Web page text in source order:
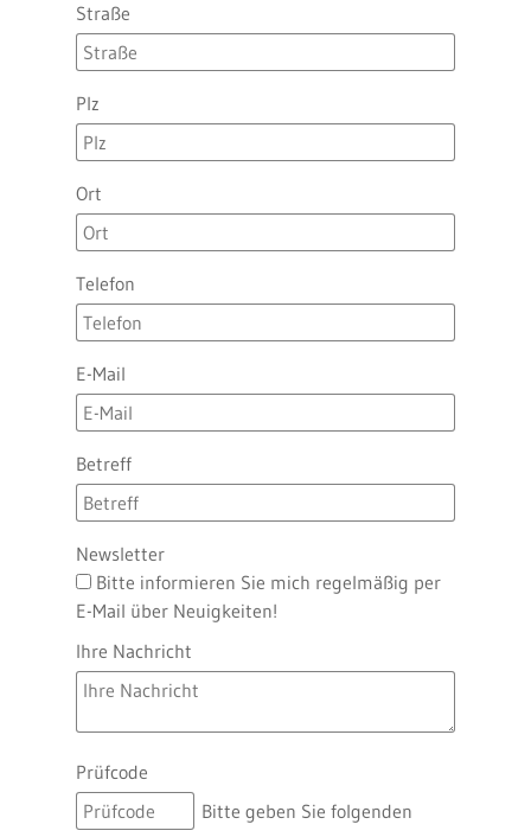
Straße
Plz
Ort
Telefon
E-Mail
Betreff
Newsletter
Bitte informieren Sie mich regelmäßig per
E-Mail über Neuigkeiten!
Ihre Nachricht
Prüfcode
Bitte geben Sie folgenden